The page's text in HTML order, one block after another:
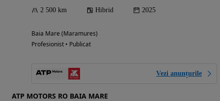
2 500 km Hibrid 2025
Baia Mare (Maramures)
Profesionist • Publicat
Vezi anunțurile
ATP MOTORS RO BAIA MARE